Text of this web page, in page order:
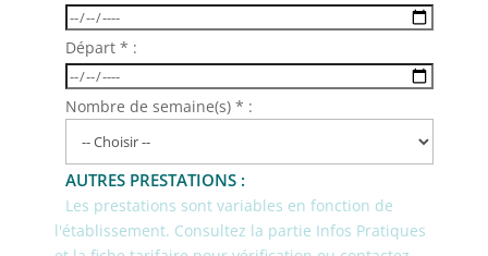
Départ * :
Nombre de semaine(s) * :
AUTRES PRESTATIONS :
Les prestations sont variables en fonction de
l'établissement. Consultez la partie Infos Pratiques